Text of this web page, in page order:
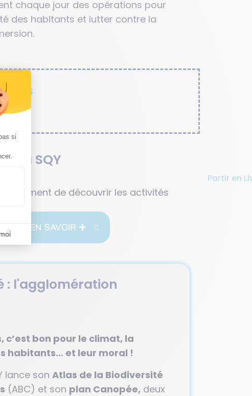
chaque jour des opérations pour
des habitants et lutter contre la
mois
à SQY
le moment de découvrir les activités
EN SAVOIR ➕
: l'agglomération
c’est bon pour le climat, la
habitants… et leur moral !
lance son Atlas de la Biodiversité
(ABC) et son plan Canopée, deux